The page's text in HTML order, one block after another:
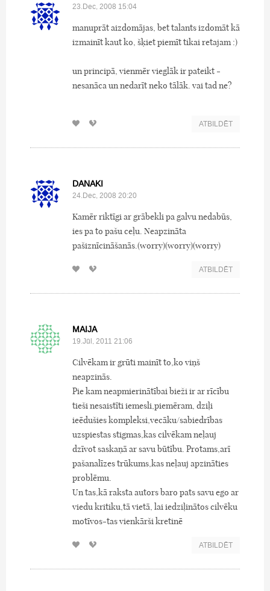
23.Dec, 2008 15:04
manuprāt aizdomājas, bet talants izdomāt kā
izmainīt kaut ko, šķiet piemīt tikai retajam :)
un principā, vienmēr vieglāk ir pateikt -
nesanāca un nedarīt neko tālāk. vai tad ne?
ATBILDĒT
DANAKI
24.Dec, 2008 20:20
Kamēr riktīgi ar grābekli pa galvu nedabūs,
ies pa to pašu ceļu. Neapzināta
pašiznīcināšanās.(worry)(worry)(worry)
ATBILDĒT
MAIJA
19.Jūl, 2011 21:06
Cilvēkam ir grūti mainīt to,ko viņš
neapzinās.
Pie kam neapmierinātībai bieži ir ar rīcību
tieši nesaistīti iemesli,piemēram, dziļi
ieēdušies kompleksi,vecāku/sabiedrības
uzspiestas stigmas,kas cilvēkam neļauj
dzīvot saskaņā ar savu būtību. Protams,arī
pašanalīzes trūkums,kas neļauj apzināties
problēmu.
Un tas,kā raksta autors baro pats savu ego ar
viedu kritiku,tā vietā, lai iedziļinātos cilvēku
motīvos-tas vienkārši kretinē
ATBILDĒT